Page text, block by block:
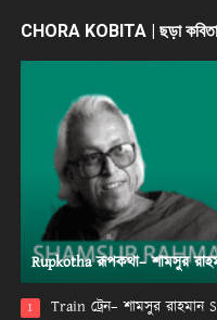
CHORA KOBITA | ছড়া কবিতা
Rupkotha রূপকথা– শামসুর
1 Train ট্রেন– শামসুর রাহমান